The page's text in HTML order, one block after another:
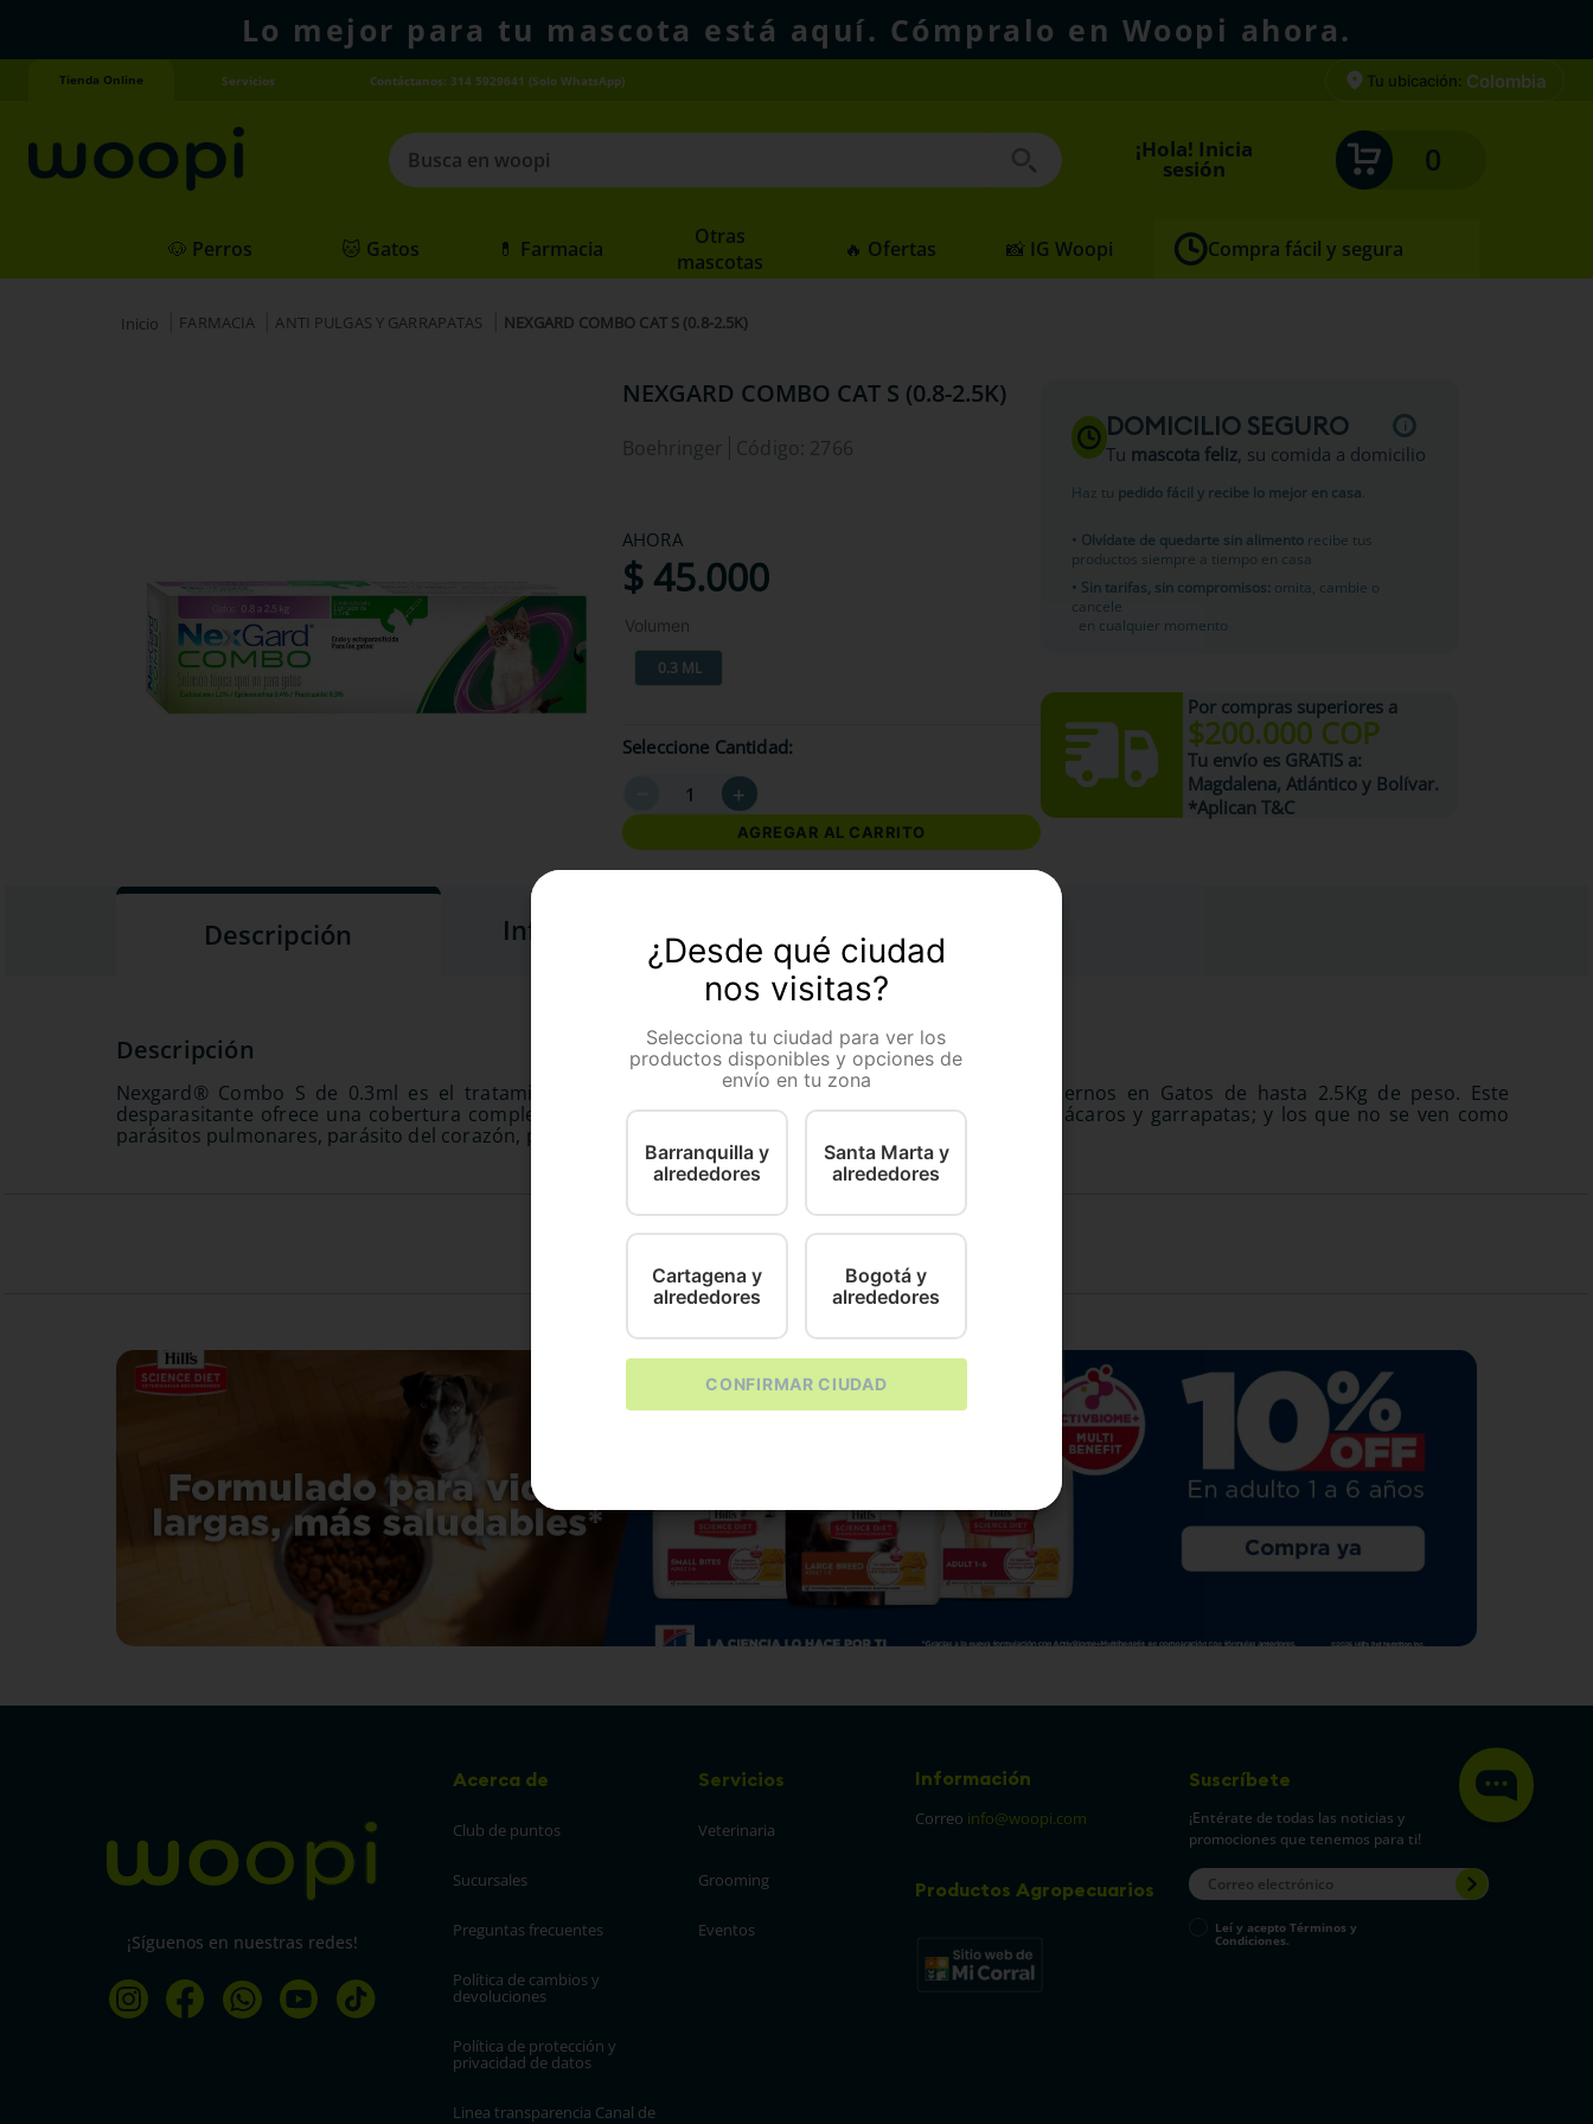
Lo mejor para tu mascota está aquí. Cómpralo en Woopi ahora.
Tienda Online Servicios Contáctanos: 314 5929641 (Solo WhatsApp) Tu ubicación: Colombia
Busca en woopi
1
agility gold
¡Hola! Inicia
sesión 0
🐶 Perros 🐱 Gatos 💊 Farmacia
Otras
mascotas
🔥 Ofertas 📸 IG Woopi Compra fácil y segura
FARMACIA ANTI PULGAS Y GARRAPATAS NEXGARD COMBO CAT S (0.8-2.5K)
NEXGARD COMBO CAT S (0.8-2.5K)
Boehringer Código: 2766
AHORA
$ 45.000
Volumen
0.3 ML
Seleccione Cantidad
＋
AGREGAR AL CARRITO
DOMICILIO SEGURO
Tu mascota feliz, su comida a domicilio
Haz tu pedido fácil y recibe lo mejor en casa
• Olvídate de quedarte sin alimentorecibe tus
productos siempre a tiempo en casa
• Sin tarifas, sin compromisos: omita, cambie o
cancele
en cualquier momento
Por compras superiores a
$200.000 COP
Tu envío es GRATISa:
Magdalena, Atlántico y Bolívar.
*Aplican T&C
Descripción Información Adicional
Nexgard® Combo S de 0.3ml es el tratamiento más eficaz para eliminar parásitos internos y externos en Gatos de hasta 2.5Kg de peso. Este
desparasitante ofrece una cobertura completa para eliminar los parásitos que se ven como pulgas, ácaros y garrapatas; y los que no se ven como
parásitos pulmonares, parásito del corazón, parásitos vesicales, cestodos, entre otros.
¡Síguenos en nuestras redes!
Acerca de
Club de puntos
Sucursales
Preguntas frecuentes
Política de cambios y
devoluciones
Política de protección y
privacidad de datos
Linea transparencia Canal de
Servicios
Veterinaria
Grooming
Eventos
Información
Correo info@woopi.com
Productos Agropecuarios
Suscríbete
¡Entérate de todas las noticias y
promociones que tenemos para ti!
Leí y acepto Términos y
Condiciones.
¿Desde qué ciudad
nos visitas?
Selecciona tu ciudad para ver los
productos disponibles y opciones de
envío en tu zona
Barranquilla y
alrededores
Santa Marta y
alrededores
Cartagena y
alrededores
Bogotá y
alrededores
CONFIRMAR CIUDAD